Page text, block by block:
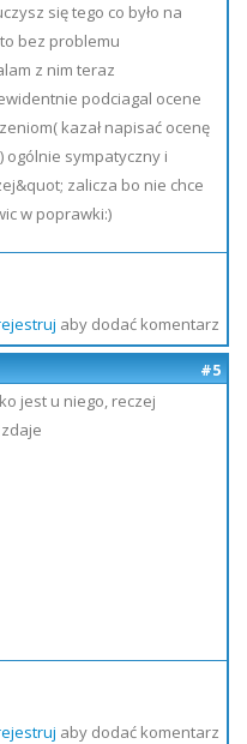
się tego co było na
bez problemu
z nim teraz
podciagal ocene
kazał napisać ocenę
ogólnie sympatyczny i
zalicza bo nie chce
w poprawki:)
aby dodać komentarz
#5
jest u niego, reczej
aby dodać komentarz